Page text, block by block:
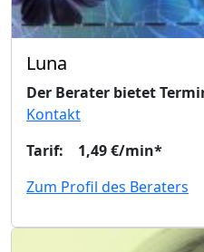
Luna
Der Berater bietet
Kontakt
Tarif: 1,49 €/min*
Zum Profil des Beraters